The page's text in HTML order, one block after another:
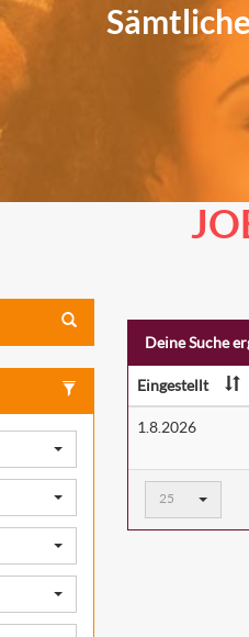
Deine Suche
Eingestellt
1.8.2026
Ergebnisse
Seite:
25